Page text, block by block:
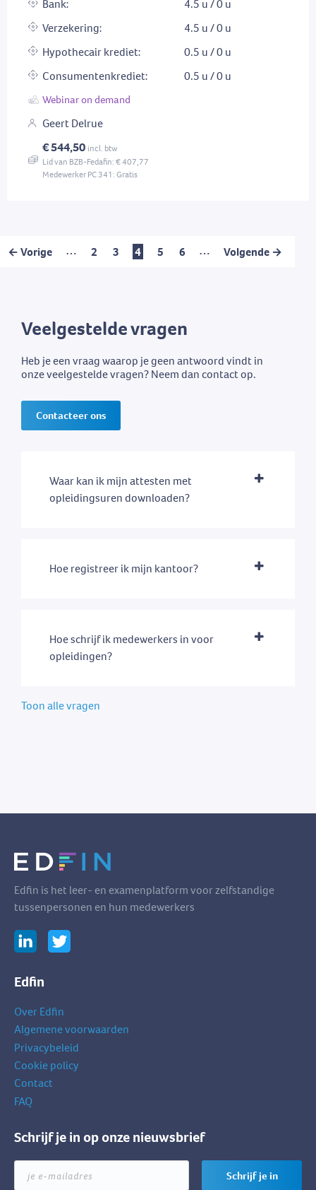
Bank:
4.5 u / 0 u
Verzekering:
4.5 u / 0 u
Hypothecair krediet:
0.5 u / 0 u
Consumentenkrediet:
0.5 u / 0 u
Webinar on demand
Geert Delrue
€ 544,50 incl. btw
Lid van BZB-Fedafin: € 407,77
Medewerker PC 341: Gratis
← Vorige … 2 3 4 5 6 … Volgende →
Veelgestelde vragen
Heb je een vraag waarop je geen antwoord vindt in
onze veelgestelde vragen? Neem dan contact op.
Contacteer ons
Waar kan ik mijn attesten met
opleidingsuren downloaden?
Hoe registreer ik mijn kantoor?
Hoe schrijf ik medewerkers in voor
opleidingen?
Toon alle vragen
Edfin is het leer- en examenplatform voor zelfstandige
tussenpersonen en hun medewerkers
Edfin
Over Edfin
Algemene voorwaarden
Privacybeleid
Cookie policy
Contact
FAQ
Schrijf je in op onze nieuwsbrief
je
Schrijf je in